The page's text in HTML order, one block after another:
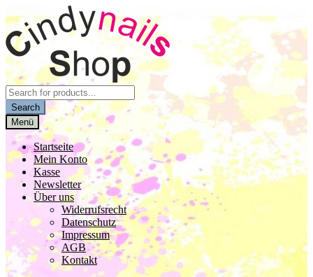
Navigation
springen
Inhalt
springen
Products
search
Search
Menü
Startseite
Mein Konto
Kasse
Newsletter
Über uns
Widerrufsrecht
Datenschutz
Impressum
AGB
Kontakt